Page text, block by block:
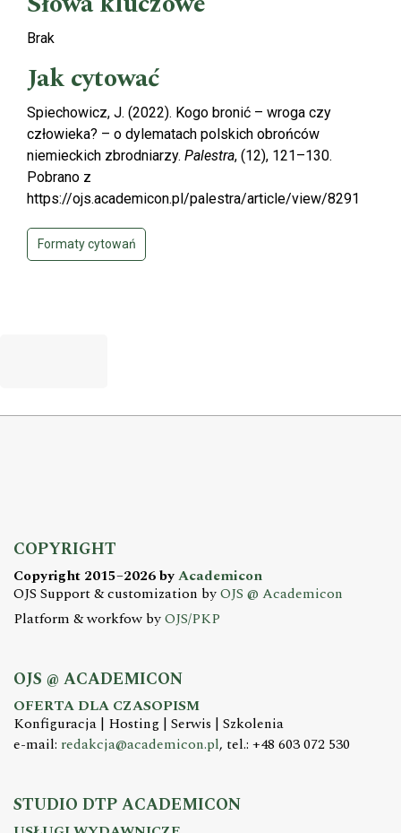
Brak
Jak cytować
Spiechowicz, J. (2022). Kogo bronić – wroga czy
człowieka? – o dylematach polskich obrońców
niemieckich zbrodniarzy. Palestra, (12), 121–130.
Pobrano z
https://ojs.academicon.pl/palestra/article/view/8291
Formaty cytowań
COPYRIGHT
Copyright 2015–2026 byAcademicon
OJS Support & customization byOJS @ Academicon
Platform & workfow byOJS/PKP
OJS @ ACADEMICON
OFERTA DLA CZASOPISM
Konfiguracja | Hosting | Serwis | Szkolenia
e-mail: redakcja@academicon.pl, tel.: +48 603 072 530
STUDIO DTP ACADEMICON